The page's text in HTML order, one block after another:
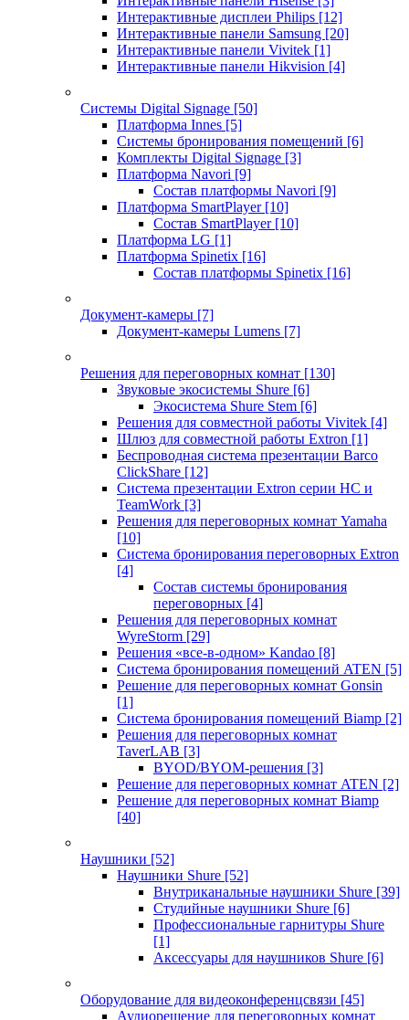
Интерактивные дисплеи Philips [12]
Интерактивные панели Samsung [20]
Интерактивные панели Vivitek [1]
Интерактивные панели Hikvision [4]
Системы Digital Signage [50]
Платформа Innes [5]
Системы бронирования помещений [6]
Комплекты Digital Signage [3]
Платформа Navori [9]
Состав платформы Navori [9]
Платформа SmartPlayer [10]
Состав SmartPlayer [10]
Платформа LG [1]
Платформа Spinetix [16]
Состав платформы Spinetix [16]
Документ-камеры [7]
Документ-камеры Lumens [7]
Решения для переговорных комнат [130]
Звуковые экосистемы Shure [6]
Экосистема Shure Stem [6]
Решения для совместной работы Vivitek [4]
Шлюз для совместной работы Extron [1]
Беспроводная система презентации Barco
ClickShare [12]
Система презентации Extron серии HC и
TeamWork [3]
Решения для переговорных комнат Yamaha
[10]
Система бронирования переговорных Extron
[4]
Состав системы бронирования
переговорных [4]
Решения для переговорных комнат
WyreStorm [29]
Решения «все-в-одном» Kandao [8]
Система бронирования помещений ATEN [5]
Решение для переговорных комнат Gonsin
[1]
Система бронирования помещений Biamp [2]
Решения для переговорных комнат
TaverLAB [3]
BYOD/BYOM-решения [3]
Решение для переговорных комнат ATEN [2]
Решение для переговорных комнат Biamp
[40]
Наушники [52]
Наушники Shure [52]
Внутриканальные наушники Shure [39]
Студийные наушники Shure [6]
Профессиональные гарнитуры Shure
[1]
Аксессуары для наушников Shure [6]
Оборудование для видеоконференцсвязи [45]
Аудиорешение для переговорных комнат